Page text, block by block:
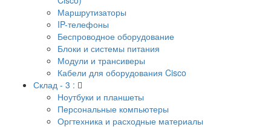
Маршрутизаторы
IP-телефоны
Беспроводное оборудование
Блоки и системы питания
Модули и трансиверы
Кабели для оборудования Cisco
Склад - 3 :
Ноутбуки и планшеты
Персональные компьютеры
Оргтехника и расходные материалы